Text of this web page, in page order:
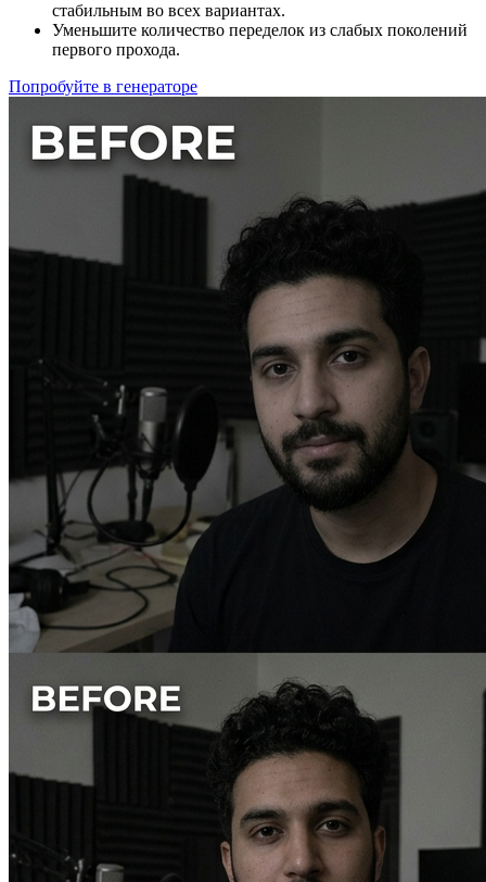
стабильным во всех вариантах.
Уменьшите количество переделок из слабых поколений
первого прохода.
Попробуйте в генераторе